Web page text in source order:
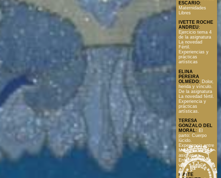
ESCARIO:
Maternidades
Libres
IVETTE ROCHE
ANDREU:
Ejercicio tema 4
de la asignatura
La novedad
Fértil.
Experiencias y
prácticas
artísticas
ELINA
PEREIRA
OLMEDO: Dolor,
herida y vínculo.
De la asignatura
La novedad fértil.
Experiencia y
prácticas
artísticas.
TERESA
GONZALO DEL
MORAL : El
parto: Cuerpo
lúcido.
Experiencia entre
Mujeres. De la
asignatura
Enfermar, sanar,
vivir
MAITE